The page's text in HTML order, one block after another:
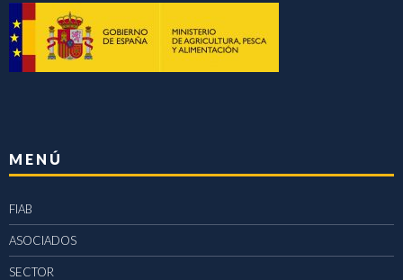
MENÚ
FIAB
ASOCIADOS
SECTOR